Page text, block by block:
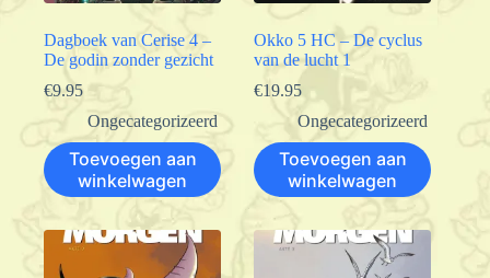
Dagboek van Cerise 4 –
De godin zonder gezicht
€9.95
Ongecategorizeerd
Toevoegen aan
winkelwagen
Okko 5 HC – De cyclus
van de lucht 1
€19.95
Ongecategorizeerd
Toevoegen aan
winkelwagen